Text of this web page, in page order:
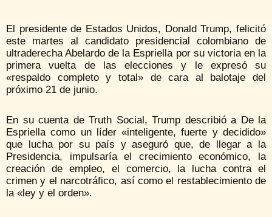
El presidente de Estados Unidos, Donald Trump, felicitó
este martes al candidato presidencial colombiano de
ultraderecha Abelardo de la Espriella por su victoria en la
primera vuelta de las elecciones y le expresó su
«respaldo completo y total» de cara al balotaje del
próximo 21 de junio.
En su cuenta de Truth Social, Trump describió a De la
Espriella como un líder «inteligente, fuerte y decidido»
que lucha por su país y aseguró que, de llegar a la
Presidencia, impulsaría el crecimiento económico, la
creación de empleo, el comercio, la lucha contra el
crimen y el narcotráfico, así como el restablecimiento de
la «ley y el orden».